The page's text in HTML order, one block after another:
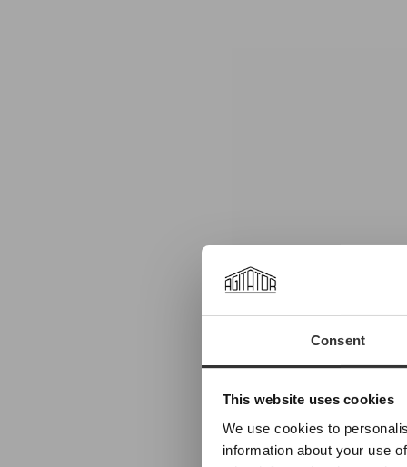
Consent
This website uses cookies
We use cookies to
information about your use